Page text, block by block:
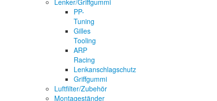
PP-
Tuning
Gilles
Tooling
ARP
Racing
Lenkanschlagschutz
Griffgummi
Luftfilter/Zubehör
Montageständer